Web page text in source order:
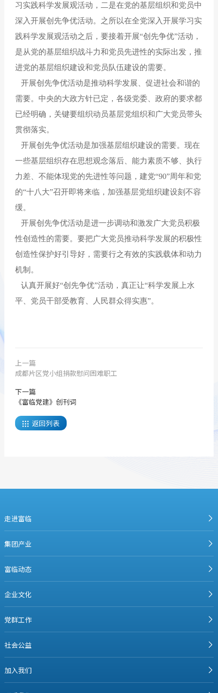
习实践科学发展观活动，二是在党的基层组织和党员中
深入开展创先争优活动。之所以在全党深入开展学习实
践科学发展观活动之后，要接着开展“创先争优”活动，
是从党的基层组织战斗力和党员先进性的实际出发，推
进党的基层组织建设和党员队伍建设的需要。
开展创先争优活动是推动科学发展、促进社会和谐的
需要。中央的大政方针已定，各级党委、政府的要求都
已经明确，关键要组织动员基层党组织和广大党员带头
贯彻落实。
开展创先争优活动是加强基层组织建设的需要。现在
一些基层组织存在思想观念落后、能力素质不够、执行
力差、不能体现党的先进性等问题，建党“90”周年和党
的“十八大”召开即将来临，加强基层党组织建设刻不容
缓。
开展创先争优活动是进一步调动和激发广大党员积极
性创造性的需要。要把广大党员推动科学发展的积极性
创造性保护好引导好，需要行之有效的实践载体和动力
机制。
认真开展好“创先争优”活动，真正让“科学发展上水
平、党员干部受教育、人民群众得实惠”。
上一篇
成都片区党小组捐款慰问困难职工
下一篇
《富临党建》创刊词
 返回列表
走进富临
集团产业
富临动态
企业文化
党群工作
社会公益
加入我们